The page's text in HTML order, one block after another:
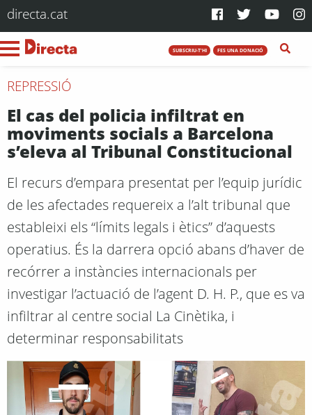
directa.cat
SUBSCRIU-T'HI FES UNA DONACIÓ
REPRESSIÓ
El cas del policia infiltrat en
moviments socials a Barcelona
s’eleva al Tribunal Constitucional
El recurs d’empara presentat per l’equip jurídic
de les afectades requereix a l’alt tribunal que
estableixi els “límits legals i ètics” d’aquests
operatius. És la darrera opció abans d’haver de
recórrer a instàncies internacionals per
investigar l’actuació de l’agent D. H. P., que es va
infiltrar al centre social La Cinètika, i
determinar responsabilitats